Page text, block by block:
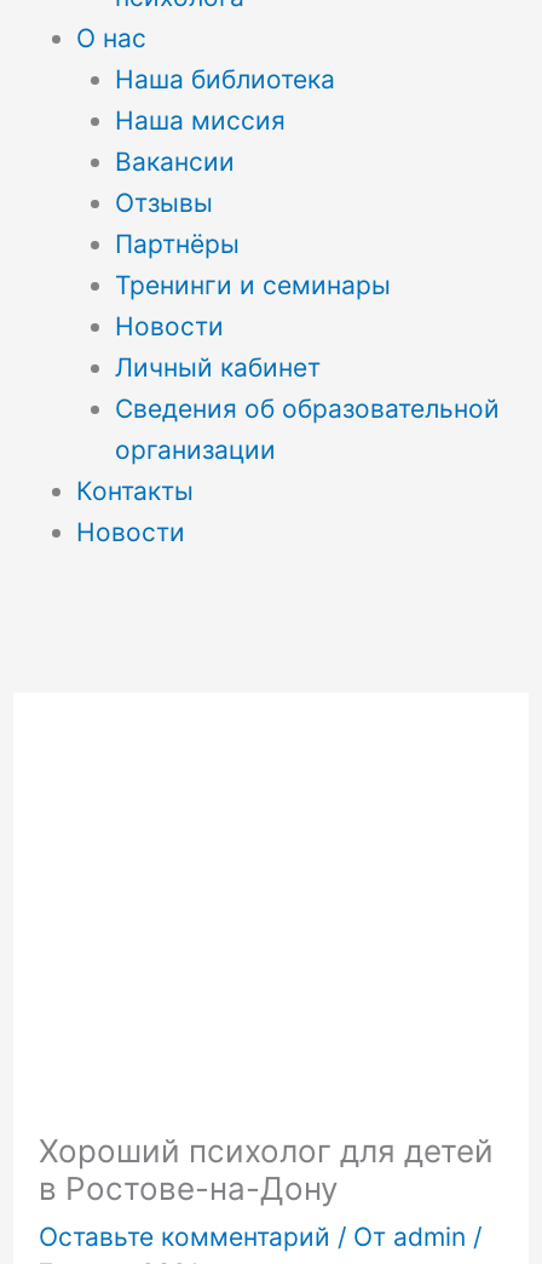
О нас
Наша библиотека
Наша миссия
Вакансии
Отзывы
Партнёры
Тренинги и семинары
Новости
Личный кабинет
Сведения об образовательной
организации
Контакты
Новости
Хороший психолог для детей
в Ростове-на-Дону
Оставьте комментарий / От admin /